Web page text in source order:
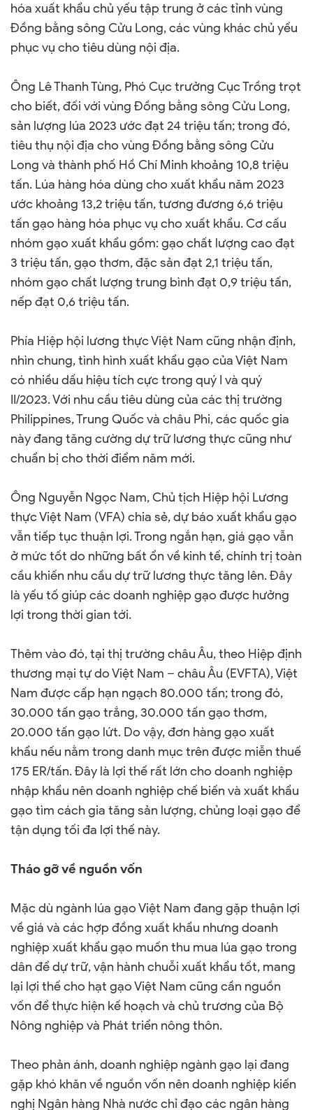
hóa xuất khẩu chủ yếu tập trung ở các tỉnh vùng
Đồng bằng sông Cửu Long, các vùng khác chủ yếu
phục vụ cho tiêu dùng nội địa.
Ông Lê Thanh Tùng, Phó Cục trưởng Cục Trồng trọt
cho biết, đối với vùng Đồng bằng sông Cửu Long,
sản lượng lúa 2023 ước đạt 24 triệu tấn; trong đó,
tiêu thụ nội địa cho vùng Đồng bằng sông Cửu
Long và thành phố Hồ Chí Minh khoảng 10,8 triệu
tấn. Lúa hàng hóa dùng cho xuất khẩu năm 2023
ước khoảng 13,2 triệu tấn, tương đương 6,6 triệu
tấn gạo hàng hóa phục vụ cho xuất khẩu. Cơ cấu
nhóm gạo xuất khẩu gồm: gạo chất lượng cao đạt
3 triệu tấn, gạo thơm, đặc sản đạt 2,1 triệu tấn,
nhóm gạo chất lượng trung bình đạt 0,9 triệu tấn,
nếp đạt 0,6 triệu tấn.
Phía Hiệp hội lương thực Việt Nam cũng nhận định,
nhìn chung, tình hình xuất khẩu gạo của Việt Nam
có nhiều dấu hiệu tích cực trong quý I và quý
II/2023. Với nhu cầu tiêu dùng của các thị trường
Philippines, Trung Quốc và châu Phi, các quốc gia
này đang tăng cường dự trữ lương thực cũng như
chuẩn bị cho thời điểm năm mới.
Ông Nguyễn Ngọc Nam, Chủ tịch Hiệp hội Lương
thực Việt Nam (VFA) chia sẻ, dự báo xuất khẩu gạo
vẫn tiếp tục thuận lợi. Trong ngắn hạn, giá gạo vẫn
ở mức tốt do những bất ổn về kinh tế, chính trị toàn
cầu khiến nhu cầu dự trữ lương thực tăng lên. Đây
là yếu tố giúp các doanh nghiệp gạo được hưởng
lợi trong thời gian tới.
Thêm vào đó, tại thị trường châu Âu, theo Hiệp định
thương mại tự do Việt Nam – châu Âu (EVFTA), Việt
Nam được cấp hạn ngạch 80.000 tấn; trong đó,
30.000 tấn gạo trắng, 30.000 tấn gạo thơm,
20.000 tấn gạo lứt. Do vậy, đơn hàng gạo xuất
khẩu nếu nằm trong danh mục trên được miễn thuế
175 ER/tấn. Đây là lợi thế rất lớn cho doanh nghiệp
nhập khẩu nên doanh nghiệp chế biến và xuất khẩu
gạo tìm cách gia tăng sản lượng, chủng loại gạo để
tận dụng tối đa lợi thế này.
Tháo gỡ về nguồn vốn
Mặc dù ngành lúa gạo Việt Nam đang gặp thuận lợi
về giá và các hợp đồng xuất khẩu nhưng doanh
nghiệp xuất khẩu gạo muốn thu mua lúa gạo trong
dân để dự trữ, vận hành chuỗi xuất khẩu tốt, mang
lại lợi thế cho hạt gạo Việt Nam cũng cần nguồn
vốn để thực hiện kế hoạch và chủ trương của Bộ
Nông nghiệp và Phát triển nông thôn.
Theo phản ánh, doanh nghiệp ngành gạo lại đang
gặp khó khăn về nguồn vốn nên doanh nghiệp kiến
nghị Ngân hàng Nhà nước chỉ đạo các ngân hàng